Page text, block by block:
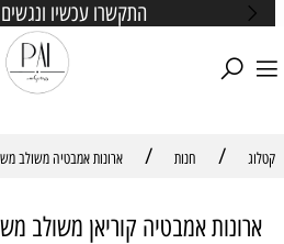
התקשרו עכשיו
קטלוג / חנות / ארונות אמבטיה משולב
ארונות אמבטיה קוריאן משולב